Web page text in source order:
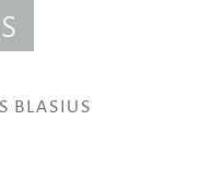
BLASIUS